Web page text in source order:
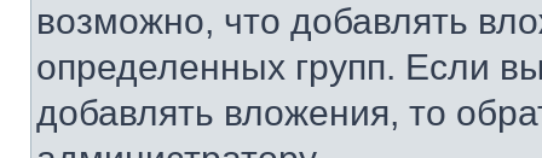
возможно, что добавлять
определенных групп. Если
добавлять вложения, то